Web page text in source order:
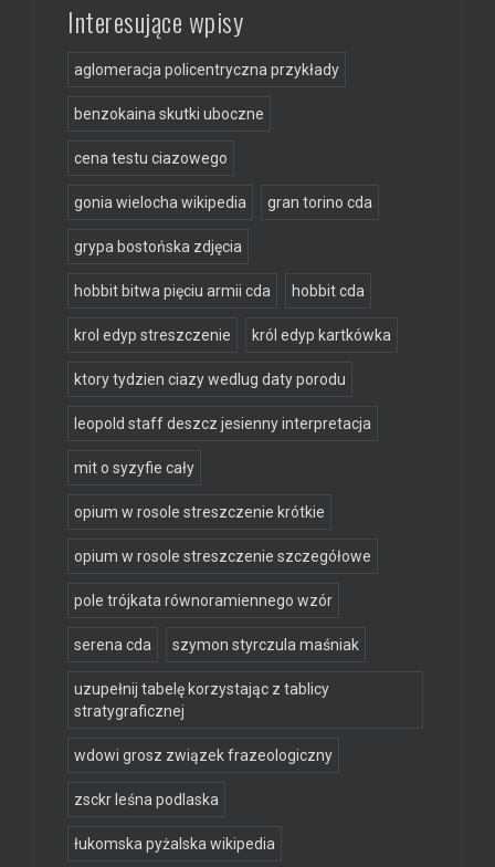
Interesujące wpisy
aglomeracja policentryczna przykłady
benzokaina skutki uboczne
cena testu ciazowego
gonia wielocha wikipedia gran torino cda
grypa bostońska zdjęcia
hobbit bitwa pięciu armii cda hobbit cda
krol edyp streszczenie król edyp kartkówka
ktory tydzien ciazy wedlug daty porodu
leopold staff deszcz jesienny interpretacja
mit o syzyfie cały
opium w rosole streszczenie krótkie
opium w rosole streszczenie szczegółowe
pole trójkata równoramiennego wzór
serena cda szymon styrczula maśniak
uzupełnij tabelę korzystając z tablicy
stratygraficznej
wdowi grosz związek frazeologiczny
zsckr leśna podlaska
łukomska pyżalska wikipedia